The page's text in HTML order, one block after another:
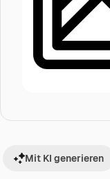
Mit KI generieren